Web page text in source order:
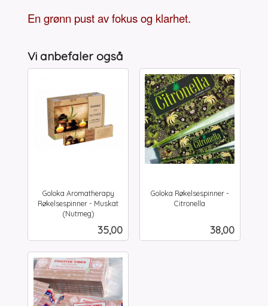
En grønn pust av fokus og klarhet.
Vi anbefaler også
Goloka Aromatherapy
Røkelsespinner - Muskat
(Nutmeg)
Pris
35,00
Goloka Røkelsespinner -
Citronella
Pris
38,00